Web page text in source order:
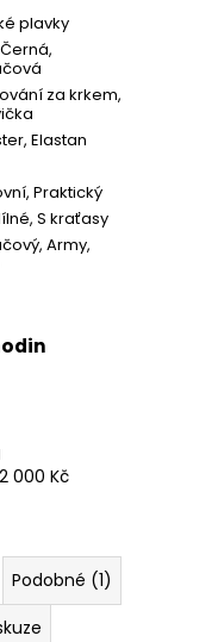
plavky
za krkem,
Elastan
Praktický
S kraťasy
Army,
000 Kč
Podobné (1)